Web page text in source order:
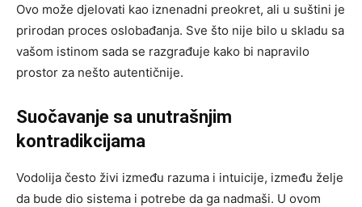
Ovo može djelovati kao iznenadni preokret, ali u suštini je
prirodan proces oslobađanja. Sve što nije bilo u skladu sa
vašom istinom sada se razgrađuje kako bi napravilo
prostor za nešto autentičnije.
Suočavanje sa unutrašnjim
kontradikcijama
Vodolija često živi između razuma i intuicije, između želje
da bude dio sistema i potrebe da ga nadmaši. U ovom